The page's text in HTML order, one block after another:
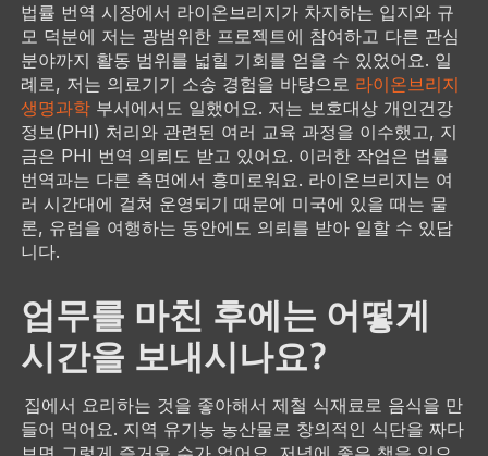
법률 번역 시장에서 라이온브리지가 차지하는 입지와 규
모 덕분에 저는 광범위한 프로젝트에 참여하고 다른 관심
분야까지 활동 범위를 넓힐 기회를 얻을 수 있었어요. 일
례로, 저는 의료기기 소송 경험을 바탕으로 라이온브리지
생명과학부서에서도 일했어요. 저는 보호대상 개인건강
정보(PHI) 처리와 관련된 여러 교육 과정을 이수했고, 지
금은 PHI 번역 의뢰도 받고 있어요. 이러한 작업은 법률
번역과는 다른 측면에서 흥미로워요. 라이온브리지는 여
러 시간대에 걸쳐 운영되기 때문에 미국에 있을 때는 물
론, 유럽을 여행하는 동안에도 의뢰를 받아 일할 수 있답
니다.
업무를 마친 후에는 어떻게
시간을 보내시나요?
집에서 요리하는 것을 좋아해서 제철 식재료로 음식을 만
들어 먹어요. 지역 유기농 농산물로 창의적인 식단을 짜다